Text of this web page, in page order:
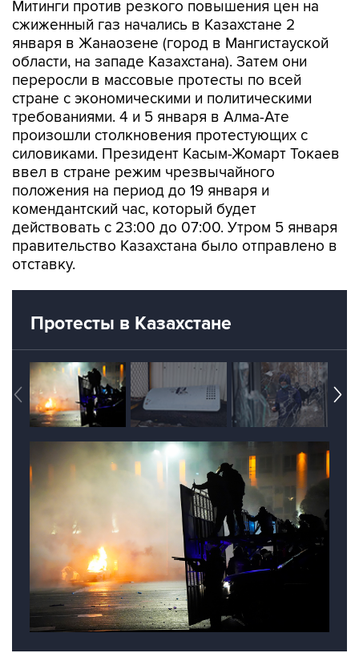
января в Жанаозене (город в Мангистауской
области, на западе Казахстана). Затем они
переросли в массовые протесты по всей
стране с экономическими и политическими
требованиями. 4 и 5 января в Алма-Ате
произошли столкновения протестующих с
силовиками. Президент Касым-Жомарт Токаев
ввел в стране режим чрезвычайного
положения на период до 19 января и
комендантский час, который будет
действовать с 23:00 до 07:00. Утром 5 января
правительство Казахстана было отправлено в
отставку.
Протесты в Казахстане